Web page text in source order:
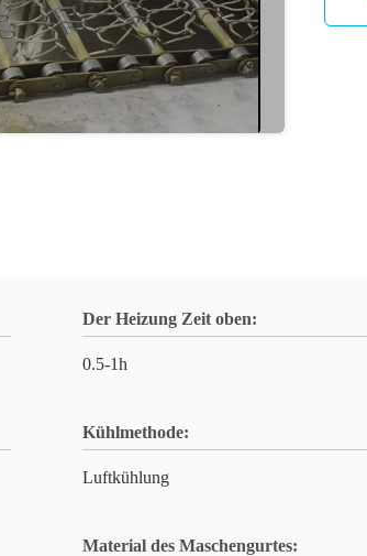
Der Heizung Zeit oben:
0.5-1h
Kühlmethode:
Luftkühlung
Material des Maschengurtes: